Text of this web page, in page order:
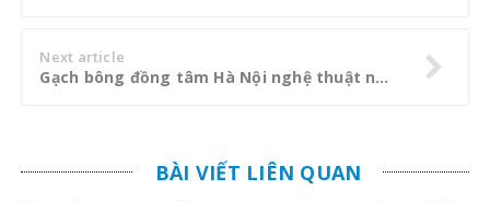
Next article
Gạch bông đồng tâm Hà Nội nghệ thuật ngay dưới chân bạn
BÀI VIẾT LIÊN QUAN